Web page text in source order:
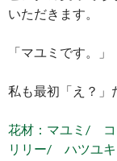
いただきます。
「マユミです。」
私も最初「え？」
花材：マユミ/
リリー/ ハツユ